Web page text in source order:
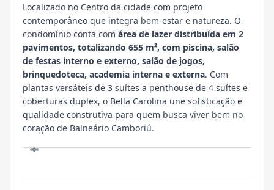
Localizado no Centro da cidade com projeto
contemporâneo que integra bem-estar e natureza. O
condomínio conta com área de lazer distribuída em 2
pavimentos, totalizando 655 m², com piscina, salão
de festas interno e externo, salão de jogos,
brinquedoteca, academia interna e externa. Com
plantas versáteis de 3 suítes a penthouse de 4 suítes e
coberturas duplex, o Bella Carolina une sofisticação e
qualidade construtiva para quem busca viver bem no
coração de Balneário Camboriú.